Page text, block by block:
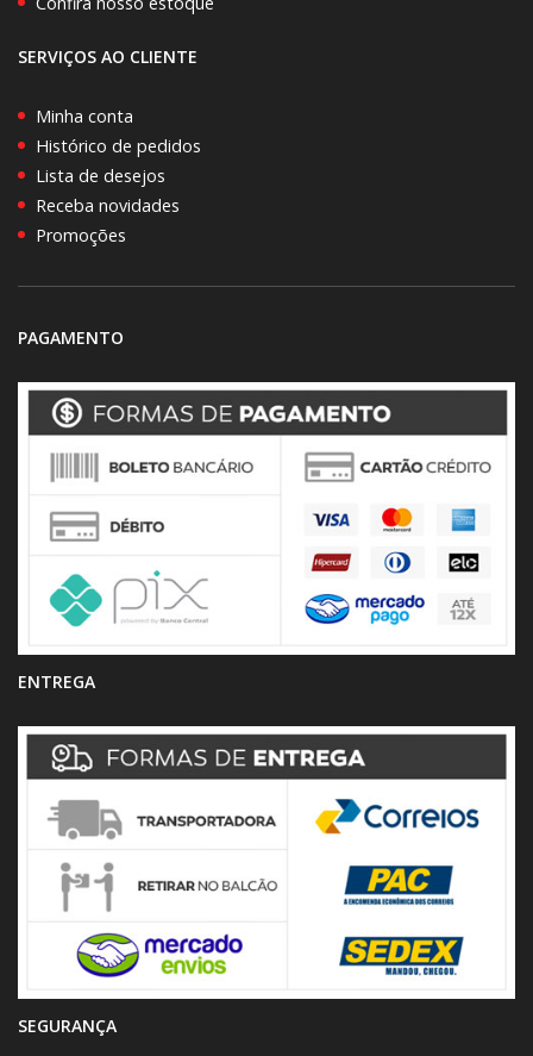
SERVIÇOS AO CLIENTE
Minha conta
Histórico de pedidos
Lista de desejos
Receba novidades
Promoções
PAGAMENTO
ENTREGA
SEGURANÇA